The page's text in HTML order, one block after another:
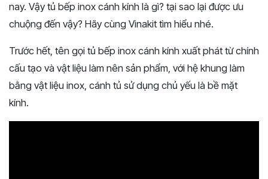
nay. Vậy tủ bếp inox cánh kính là gì? tại sao lại được ưu
chuộng đến vậy? Hãy cùng Vinakit tìm hiểu nhé.
Trước hết, tên gọi tủ bếp inox cánh kính xuất phát từ chính
cấu tạo và vật liệu làm nên sản phẩm, với hệ khung làm
bằng vật liệu inox, cánh tủ sử dụng chủ yếu là bề mặt
kính.